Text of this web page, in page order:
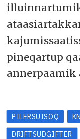
pineqartup
annerpaamik
PILERSUISOQ
DRIFTSUDGIFTER